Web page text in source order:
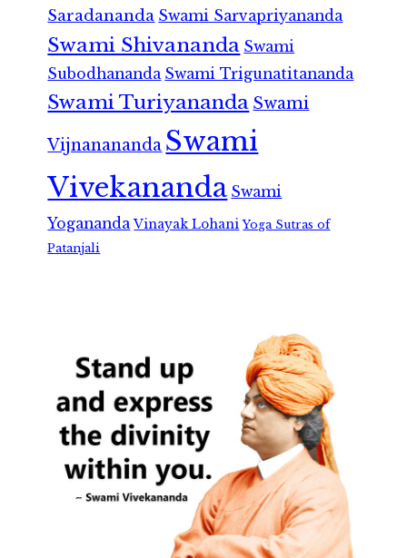
Saradananda Swami Sarvapriyananda
Swami Shivananda Swami
Subodhananda Swami Trigunatitananda
Swami Turiyananda Swami
Vijnanananda Swami
Vivekananda Swami
Yogananda Vinayak Lohani Yoga Sutras of
Patanjali